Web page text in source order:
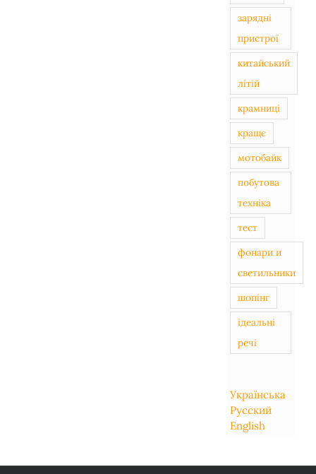
зарядні
пристрої
китайський
літій
крамниці
кращє
мотобайк
побутова
техніка
тест
фонари и
светильники
шопінг
ідеальні
речі
Українська
Русский
English